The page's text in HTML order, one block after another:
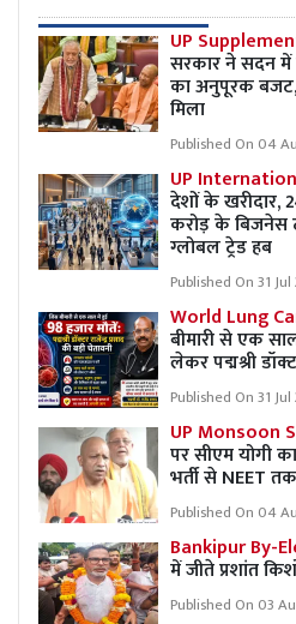
UP
सरकार ने सदन में
का अनुपूरक बजट,
मिला
Published On 04
UP
देशों के खरीदार,
करोड़ के बिजनेस
ग्लोबल ट्रेड हब
Published On 31
World Lung
बीमारी से एक
लेकर पद्मश्री
Published On 31
UP Monsoon
पर सीएम योगी
भर्ती से NEET
Published On 04
Bankipur By-
में जीते प्रशांत
Published On 03